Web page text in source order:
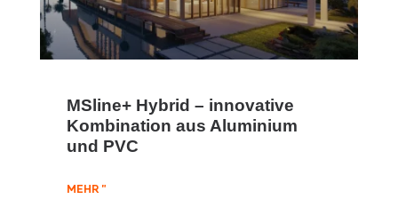
MSline+ Hybrid – innovative
Kombination aus Aluminium
und PVC
MEHR "